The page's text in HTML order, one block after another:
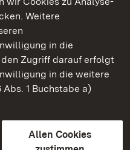
Weitere
in die
Zugriff darauf erfolgt
in die weitere
1 Buchstabe a)
Allen Cookies
Baden-Württemberg